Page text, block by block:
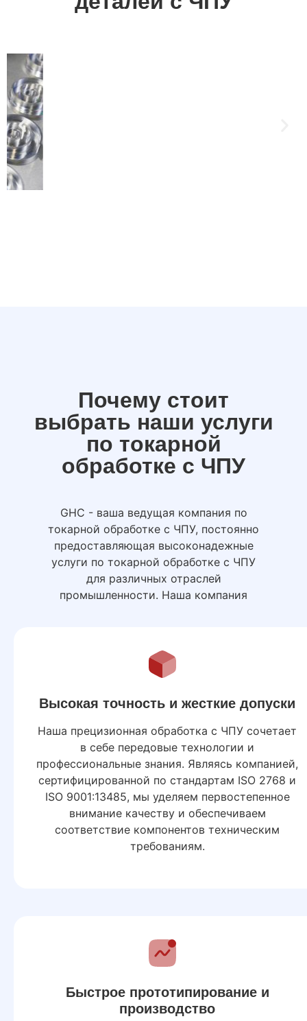
Почему стоит
выбрать наши услуги
по токарной
обработке с ЧПУ
GHC - ваша ведущая компания по
токарной обработке с ЧПУ, постоянно
предоставляющая высоконадежные
услуги по токарной обработке с ЧПУ
для различных отраслей
промышленности. Наша компания
Высокая точность и жесткие допуски
Наша прецизионная обработка с ЧПУ сочетает
в себе передовые технологии и
профессиональные знания. Являясь компанией,
сертифицированной по стандартам ISO 2768 и
ISO 9001:13485, мы уделяем первостепенное
внимание качеству и обеспечиваем
соответствие компонентов техническим
требованиям.
Быстрое прототипирование и
производство